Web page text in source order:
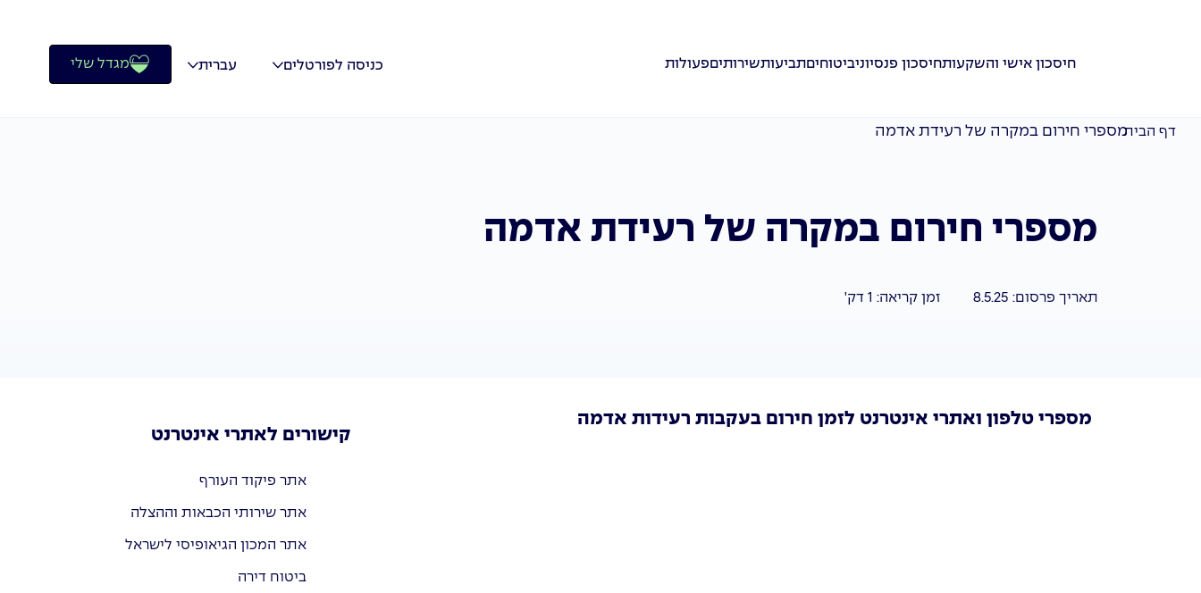
חיסכון אישי והשקעותחיסכון פנסיוניביטוחיםתביעותשירותיםפעולות כניסה לפורטלים עברית מגדל שלי
דף הביתמספרי חירום במקרה של רעידת אדמה
מספרי חירום במקרה של רעידת אדמה
תאריך פרסום: 8.5.25 זמן קריאה: 1 דק'
מספרי טלפון ואתרי אינטרנט לזמן חירום בעקבות רעידות אדמה
קישורים לאתרי אינטרנט
אתר פיקוד העורף
אתר שירותי הכבאות וההצלה
אתר המכון הגיאופיסי לישראל
ביטוח דירה